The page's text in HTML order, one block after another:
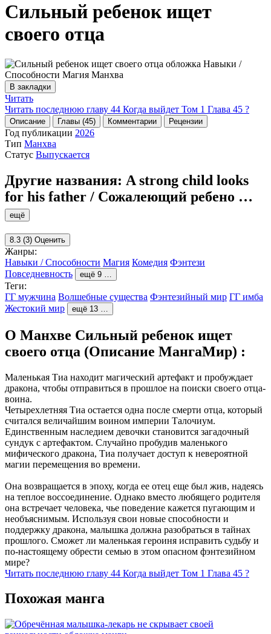
Сильный ребенок ищет
своего отца
В закладки
Читать
Читать последнюю главу 44 Когда выйдет Том 1 Глава 45 ?
Описание Главы (45) Комментарии Рецензии
Год публикации 2026
Тип Манхва
Статус Выпускается
Другие названия: A strong child looks
for his father / Сожалеющий ребено …
ещё
8.3 (3) Оценить
Жанры:
Навыки / Способности Магия Комедия Фэнтези
Повседневность
ещё 9 …
Теги:
ГГ мужчина Волшебные существа Фэнтезийный мир ГГ имба
Жестокий мир
ещё 13 …
О Манхве Сильный ребенок ищет
своего отца (Описание МангаМир) :
Маленькая Тиа находит магический артефакт и пробуждает
дракона, чтобы отправиться в прошлое на поиски своего отца-
воина.
Четырехлетняя Тиа остается одна после смерти отца, который
считался величайшим воином империи Талочиум.
Единственным наследием девочки становится загадочный
сундук с артефактом. Случайно пробудив маленького
мифического дракона, Тиа получает доступ к невероятной
магии перемещения во времени.
Она возвращается в эпоху, когда ее отец еще был жив, надеясь
на теплое воссоединение. Однако вместо любящего родителя
она встречает человека, чье поведение кажется пугающим и
необъяснимым. Используя свои новые способности и
поддержку дракона, малышка должна разобраться в тайнах
прошлого. Сможет ли маленькая героиня исправить судьбу и
по-настоящему обрести семью в этом опасном фэнтезийном
мире?
Читать последнюю главу 44 Когда выйдет Том 1 Глава 45 ?
Похожая манга